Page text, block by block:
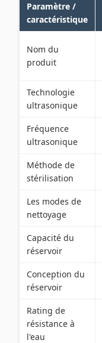
Paramètre /
caractéristique
Nom du
produit
Technologie
ultrasonique
Fréquence
ultrasonique
Méthode de
stérilisation
Les modes de
nettoyage
Capacité du
réservoir
Conception du
réservoir
Rating de
résistance à
l'eau